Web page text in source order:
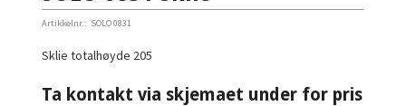
Artikkelnr.: SOLO 0831
Sklie totalhøyde 205
Ta kontakt via skjemaet under for pris